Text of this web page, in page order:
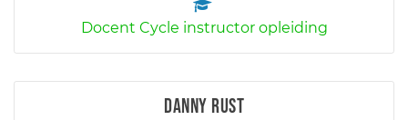
Docent Cycle instructor opleiding
Danny Rust